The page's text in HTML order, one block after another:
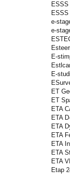
e-
e-
E-
E-
ET
ET
ETA
ETA
ETA
ETA
ETA
ETA
ETA
Etap